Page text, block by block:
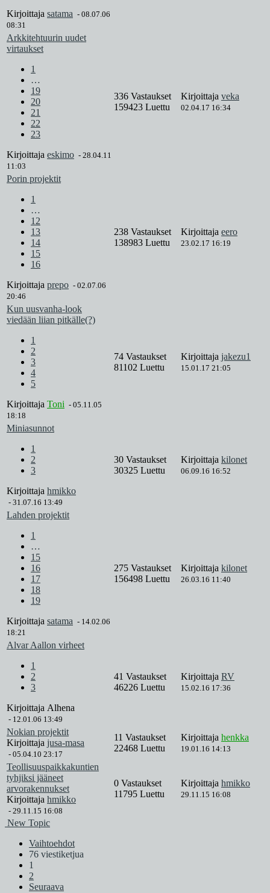
Kirjoittaja satama - 08.07.06
08:31
Arkkitehtuurin uudet
virtaukset
1
…
19
20
21
22
23
Kirjoittaja eskimo - 28.04.11
11:03
336 Vastaukset
159423 Luettu
Kirjoittaja veka
02.04.17 16:34
Porin projektit
1
…
12
13
14
15
16
Kirjoittaja prepo - 02.07.06
20:46
238 Vastaukset
138983 Luettu
Kirjoittaja eero
23.02.17 16:19
Kun uusvanha-look
viedään liian pitkälle(?)
1
2
3
4
5
Kirjoittaja Toni - 05.11.05
18:18
74 Vastaukset
81102 Luettu
Kirjoittaja jakezu1
15.01.17 21:05
Miniasunnot
1
2
3
Kirjoittaja hmikko
- 31.07.16 13:49
30 Vastaukset
30325 Luettu
Kirjoittaja kilonet
06.09.16 16:52
Lahden projektit
1
…
15
16
17
18
19
Kirjoittaja satama - 14.02.06
18:21
275 Vastaukset
156498 Luettu
Kirjoittaja kilonet
26.03.16 11:40
Alvar Aallon virheet
1
2
3
Kirjoittaja Alhena
- 12.01.06 13:49
41 Vastaukset
46226 Luettu
Kirjoittaja RV
15.02.16 17:36
Nokian projektit
Kirjoittaja jusa-masa
- 05.04.10 23:17
11 Vastaukset
22468 Luettu
Kirjoittaja henkka
19.01.16 14:13
Teollisuuspaikkakuntien
tyhjiksi jääneet
arvorakennukset
Kirjoittaja hmikko
- 29.11.15 16:08
0 Vastaukset
11795 Luettu
Kirjoittaja hmikko
29.11.15 16:08
New Topic
Vaihtoehdot
76 viestiketjua
1
2
Seuraava